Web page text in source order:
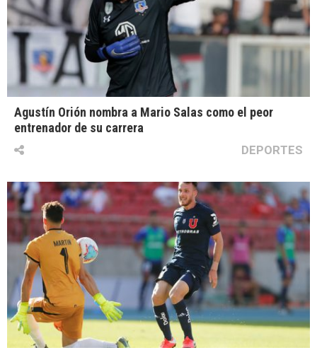
Agustín Orión nombra a Mario Salas como el peor
entrenador de su carrera
DEPORTES